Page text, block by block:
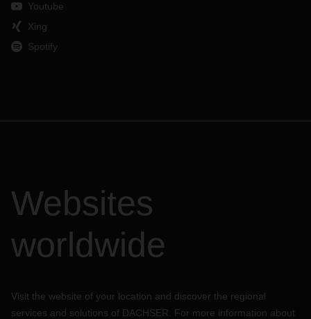
Youtube
Xing
Spotify
Websites
worldwide
Visit the website of your location and discover the regional
services and solutions of DACHSER. For more information about